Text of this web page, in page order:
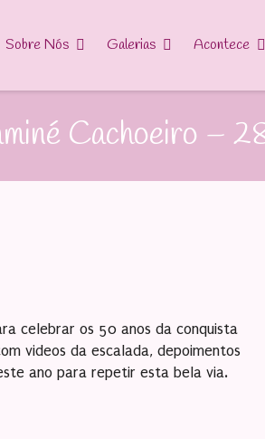
Sobre Nós Galerias Acontece
Cachoeiro –
celebrar os 50 anos da conquista
videos da escalada, depoimentos
ano para repetir esta bela via.